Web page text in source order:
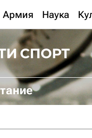
Армия Наука